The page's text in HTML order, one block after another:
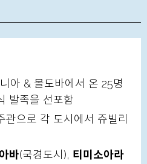
아 & 몰도바에서 온 25명
발족을 선포함
관으로 각 도시에서 쥬빌리
바(국경도시), 티미소아라